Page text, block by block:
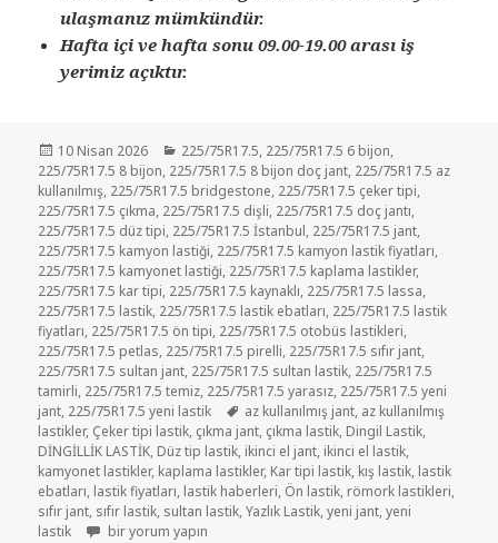
ulaşmanız mümkündür.
Hafta içi ve hafta sonu 09.00-19.00 arası iş
yerimiz açıktır.
Yayın
tarihi
10 Nisan 2026 Kategoriler
225/75R17.5, 225/75R17.5 6 bijon,
225/75R17.5 8 bijon, 225/75R17.5 8 bijon doç jant, 225/75R17.5 az
kullanılmış, 225/75R17.5 bridgestone, 225/75R17.5 çeker tipi,
225/75R17.5 çıkma, 225/75R17.5 dişli, 225/75R17.5 doç jantı,
225/75R17.5 düz tipi, 225/75R17.5 İstanbul, 225/75R17.5 jant,
225/75R17.5 kamyon lastiği, 225/75R17.5 kamyon lastik fiyatları,
225/75R17.5 kamyonet lastiği, 225/75R17.5 kaplama lastikler,
225/75R17.5 kar tipi, 225/75R17.5 kaynaklı, 225/75R17.5 lassa,
225/75R17.5 lastik, 225/75R17.5 lastik ebatları, 225/75R17.5 lastik
fiyatları, 225/75R17.5 ön tipi, 225/75R17.5 otobüs lastikleri,
225/75R17.5 petlas, 225/75R17.5 pirelli, 225/75R17.5 sıfır jant,
225/75R17.5 sultan jant, 225/75R17.5 sultan lastik, 225/75R17.5
tamirli, 225/75R17.5 temiz, 225/75R17.5 yarasız, 225/75R17.5 yeni
jant, 225/75R17.5 yeni lastik Etiketler
az kullanılmış jant, az kullanılmış
lastikler, Çeker tipi lastik, çıkma jant, çıkma lastik, Dingil Lastik,
DİNGİLLİK LASTİK, Düz tip lastik, ikinci el jant, ikinci el lastik,
kamyonet lastikler, kaplama lastikler, Kar tipi lastik, kış lastik, lastik
ebatları, lastik fiyatları, lastik haberleri, Ön lastik, römork lastikleri,
sıfır jant, sıfır lastik, sultan lastik,Yazlık Lastik,yeni jant,yeni
lastik
225-75R17.5 İKİNCİ EL ÇIKMA LASTİK için
bir yorum yapın